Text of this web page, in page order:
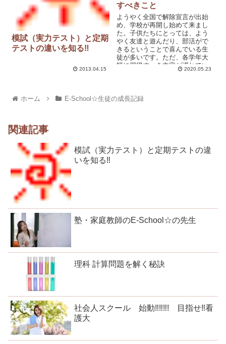
模試（実力テスト）と定期
テストの違いを知る‼
2013.04.15
すべきこと
ようやく全国で解除宣言が出始
め、学校が再開し始めて来まし
た。子供たちにとっては、よう
やく友達と遊んだり、部活がで
きるということで喜んでいる生
徒が多いです。ただ、各学年大
幅に習得すべき内容が遅れてい
る事実と、受験生にとっては、
2020.05.23
ホーム E-School☆生徒の成長記録
関連記事
模試（実力テスト）と定期テストの違
いを知る‼
塾・家庭教師のE-School☆の先生
理科 計算問題を解く秘訣
社会人スクール 始動‼‼‼! 目指せ‼看
護大